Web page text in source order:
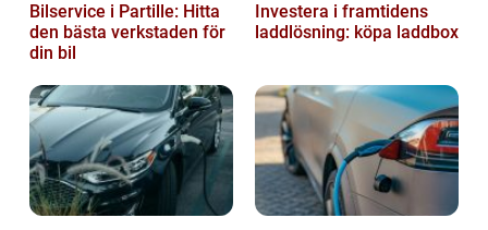
Bilservice i Partille: Hitta
den bästa verkstaden för
din bil
Investera i framtidens
laddlösning: köpa laddbox